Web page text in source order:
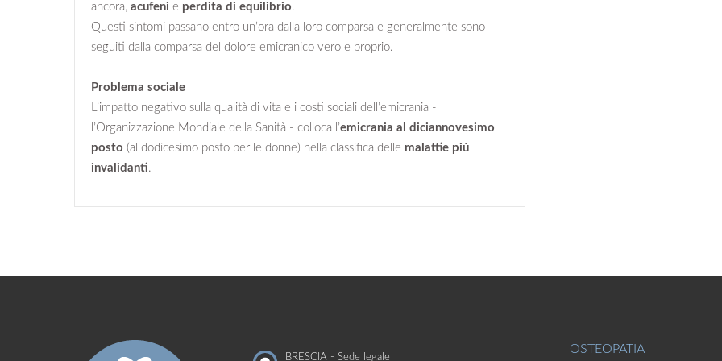
ancora, acufeni e perdita di equilibrio.
Questi sintomi passano entro un’ora dalla loro comparsa e generalmente sono
seguiti dalla comparsa del dolore emicranico vero e proprio.
Problema sociale
L’impatto negativo sulla qualità di vita e i costi sociali dell’emicrania -
l’Organizzazione Mondiale della Sanità - colloca l’emicrania al diciannovesimo
posto (al dodicesimo posto per le donne) nella classifica delle malattie più
invalidanti.
BRESCIA - Sede legale
OSTEOPATIA